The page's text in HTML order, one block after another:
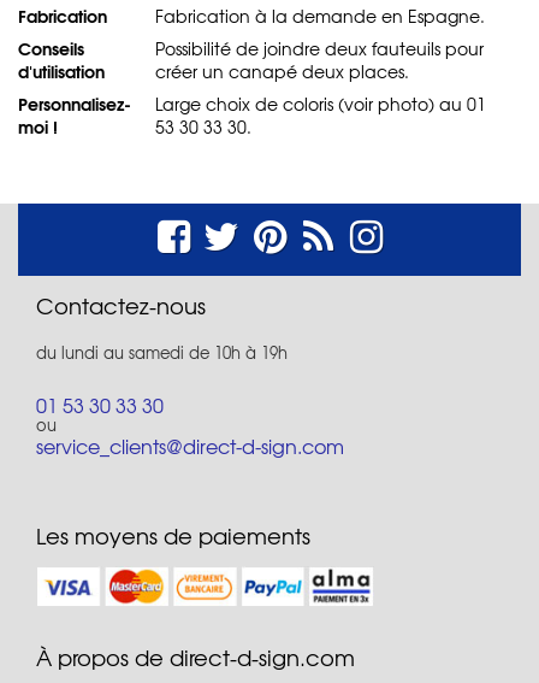
Fabrication Fabrication à la demande en Espagne.
Conseils
d'utilisation
Possibilité de joindre deux fauteuils pour
créer un canapé deux places.
Personnalisez-
moi !
Large choix de coloris (voir photo) au 01
53 30 33 30.
Contactez-nous
du lundi au samedi de 10h à 19h
01 53 30 33 30
ou
service_clients@direct-d-sign.com
Les moyens de paiements
À propos de direct-d-sign.com